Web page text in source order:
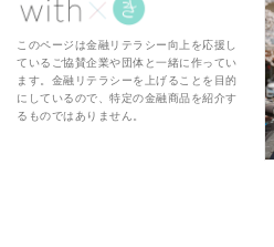
このページは金融リテラシー向上を応援し
ているご協賛企業や団体と一緒に作ってい
ます。金融リテラシーを上げることを目的
にしているので、特定の金融商品を紹介す
るものではありません。